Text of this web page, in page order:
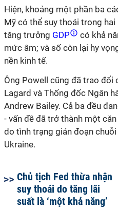
Hiện, khoảng một phần ba
Mỹ có thể suy thoái trong
tăng trưởng GDP
có khả
mức âm; và số còn lại hy
nền kinh tế.
Ông Powell cũng đã trao đổi
Lagard và Thống đốc Ngân
Andrew Bailey. Cả ba đều
- vấn đề đã trở thành một
do tình trạng gián đoạn
Ukraine.
Chủ tịch Fed thừa nhận
suy thoái do tăng lãi
suất là ‘một khả năng’